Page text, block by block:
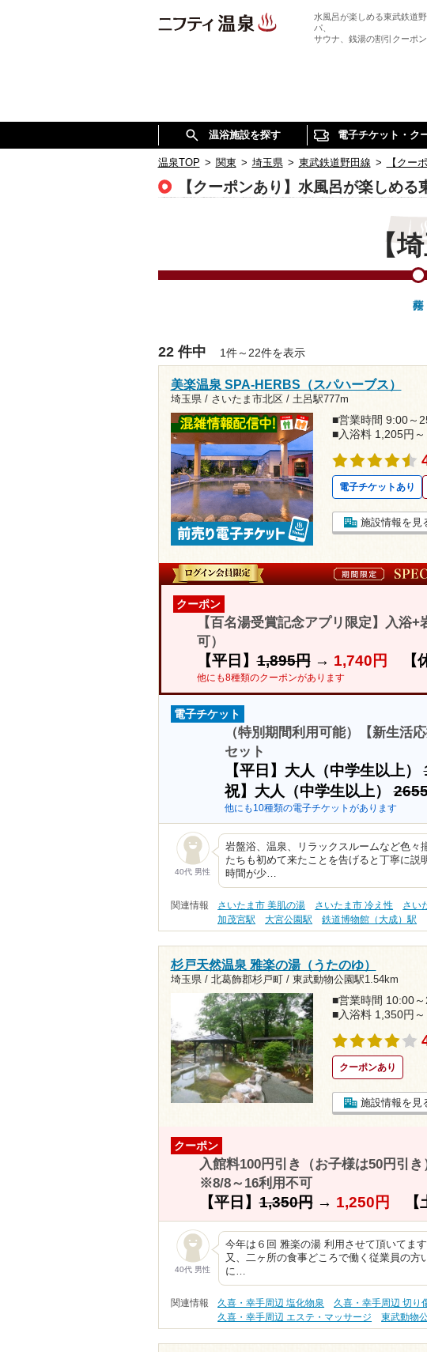
水風呂が楽しめる東武鉄道
パ、
サウナ、銭湯の割引クーポ
温浴施設を探す 電子チケット・ク
温泉TOP > 関東 > 埼玉県 > 東武鉄道野田線 > 【クー
【クーポンあり】水風呂が楽しめ
【
22 件中 1件～22件を表示
美楽温泉 SPA-HERBS（スパハーブス）
埼玉県 / さいたま市北区 / 土呂駅777m
■営業時間 9:00～
■入浴料 1,205円～
電子チケットあり
施設情報を見
クーポン
【百名湯受賞記念アプリ限定】入浴
可）
【平日】1,895円→ 1,740円 【
他にも8種類のクーポンがあります
電子チケット
（特別期間利用可能）【新生活
セット
【平日】大人（中学生以上）
祝】大人（中学生以上）
他にも10種類の電子チケットがあります
40代 男性
岩盤浴、温泉、リラックスルームなど色々
たちも初めて来たことを告げると丁寧に説
時間が少…
関連情報 さいたま市 美肌の湯 さいたま市 冷え性 さい
加茂宮駅
大宮公園駅 鉄道博物館（大成）駅
杉戸天然温泉 雅楽の湯（うたのゆ）
埼玉県 / 北葛飾郡杉戸町 / 東武動物公園駅1.54km
■営業時間 10:00
■入浴料 1,350円～
クーポンあり
施設情報を見
クーポン
入館料100円引き（お子様は50円引
※8/8～16利用不可
【平日】1,350円→ 1,250円 【
40代 男性
今年は６回 雅楽の湯 利用させて頂いてま
又、二ヶ所の食事どころで働く従業員の
に…
関連情報 久喜・幸手周辺 塩化物泉 久喜・幸手周辺 切り
久喜・幸手周辺 エステ・マッサージ
東武動物